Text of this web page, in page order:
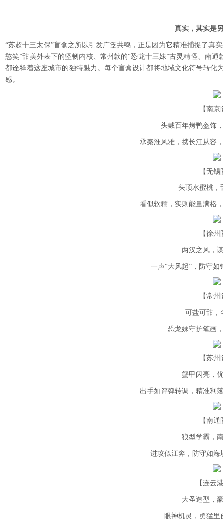
真实，其实是
“苏超十三太保”盲盒之所以引发广泛共鸣，正是因为它精准捕捉了真
憨笑”甜美外表下的坚韧内核、常州款的“恐龙十三妹”古灵精怪、南
都诠释着这座城市的独特魅力。每个盲盒设计都将地域文化符号转化
感。
【南京
头戴百年烤鸭盔饰
承秦淮风雅，携长江从容
【无锡
头顶水蜜桃，
看似软糯，实则能量满格
【徐州
两汉之风，
一声“大风起”，防守如
【常州
可盐可甜，
恐龙妹守护笔画
【苏州
蟹甲闪亮，
出手如评弹转调，精准利
【南通
狼型学霸，
进攻似江奔，防守如海
【连云
大圣造型，
眼神机灵，勇猛里